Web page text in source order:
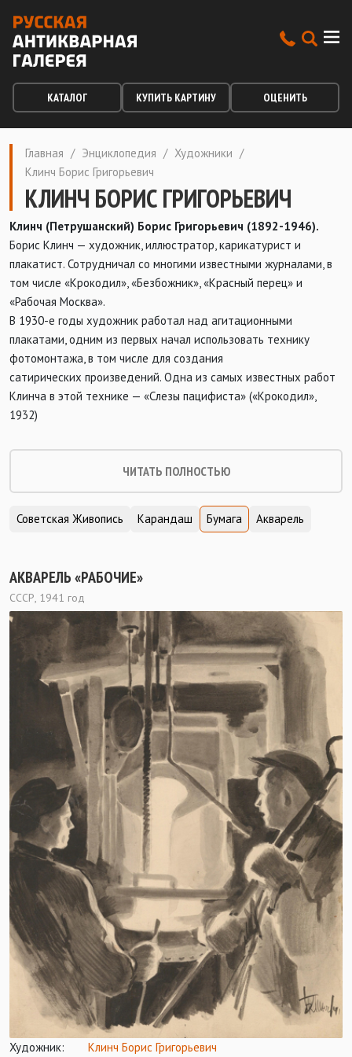
КАТАЛОГ КУПИТЬ КАРТИНУ ОЦЕНИТЬ
Главная / Энциклопедия / Художники /
Клинч Борис Григорьевич
КЛИНЧ БОРИС ГРИГОРЬЕВИЧ
Клинч (Петрушанский) Борис Григорьевич (1892-1946).
Борис Клинч — художник, иллюстратор, карикатурист и
плакатист. Сотрудничал со многими известными журналами, в
том числе «Крокодил», «Безбожник», «Красный перец» и
«Рабочая Москва».
В 1930-е годы художник работал над агитационными
плакатами, одним из первых начал использовать технику
фотомонтажа, в том числе для создания
сатирических произведений. Одна из самых известных работ
Клинча в этой технике — «Слезы пацифиста» («Крокодил»,
1932)
ЧИТАТЬ ПОЛНОСТЬЮ
Советская Живопись Карандаш Бумага Акварель
АКВАРЕЛЬ «РАБОЧИЕ»
СССР, 1941 год
Художник: Клинч Борис Григорьевич